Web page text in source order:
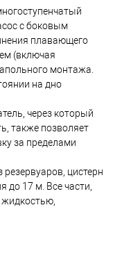
с боковым
плавающего
(включая
монтажа.
на дно
через который
также позволяет
за пределами
цистерн
до 17 м. Все части,
жидкостью,